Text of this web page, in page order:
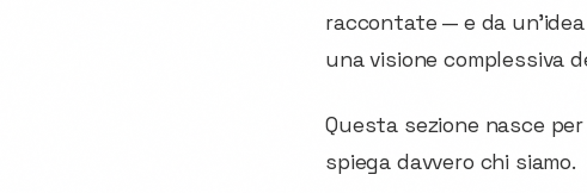
raccontate — e da
una visione complessiva
Questa sezione nasce
spiega davvero chi siamo.